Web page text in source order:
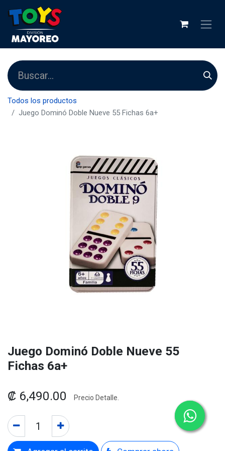
Todos los productos
Juego Dominó Doble Nueve 55 Fichas 6a+
Juego Dominó Doble Nueve 55
Fichas 6a+
₡ 6,490.00 Precio Detalle.